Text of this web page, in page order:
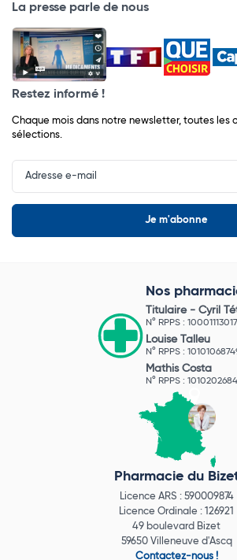
La presse parle de nous
Restez informé !
Chaque mois dans notre newsletter, toutes les
sélections.
Input
Newsletter
Nos
Titulaire - Cyril
N° RPPS : 10001113017
Louise Talleu
N° RPPS :
Mathis Costa
N° RPPS :
Pharmacie du
Licence ARS : 590009874
Licence Ordinale : 126921
49 boulevard Bizet
59650 Villeneuve d'Ascq
Contactez-nous !